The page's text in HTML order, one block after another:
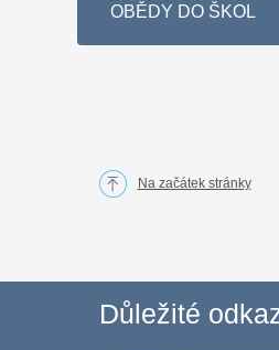
OBĚDY DO ŠKOL
Na začátek stránky
Důležité